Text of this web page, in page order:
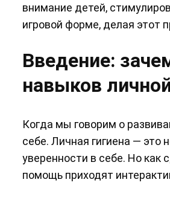
внимание детей,
игровой форме, делая этот
Введение:
навыков
Когда мы говорим о
себе. Личная гигиена — это
уверенности в себе. Но
помощь приходят